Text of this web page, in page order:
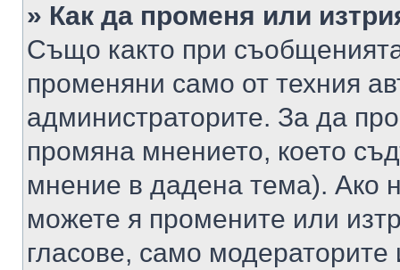
» Как да променя или
Също както при
променяни само от техния
администраторите. За да
промяна мнението, което
мнение в дадена тема). Ако
можете я промените или
гласове, само